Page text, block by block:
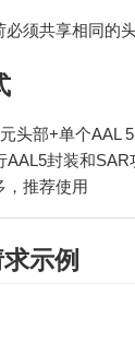
必须共享相同的
头部+单个AAL
AAL5封装和SAR
，推荐使用
示例